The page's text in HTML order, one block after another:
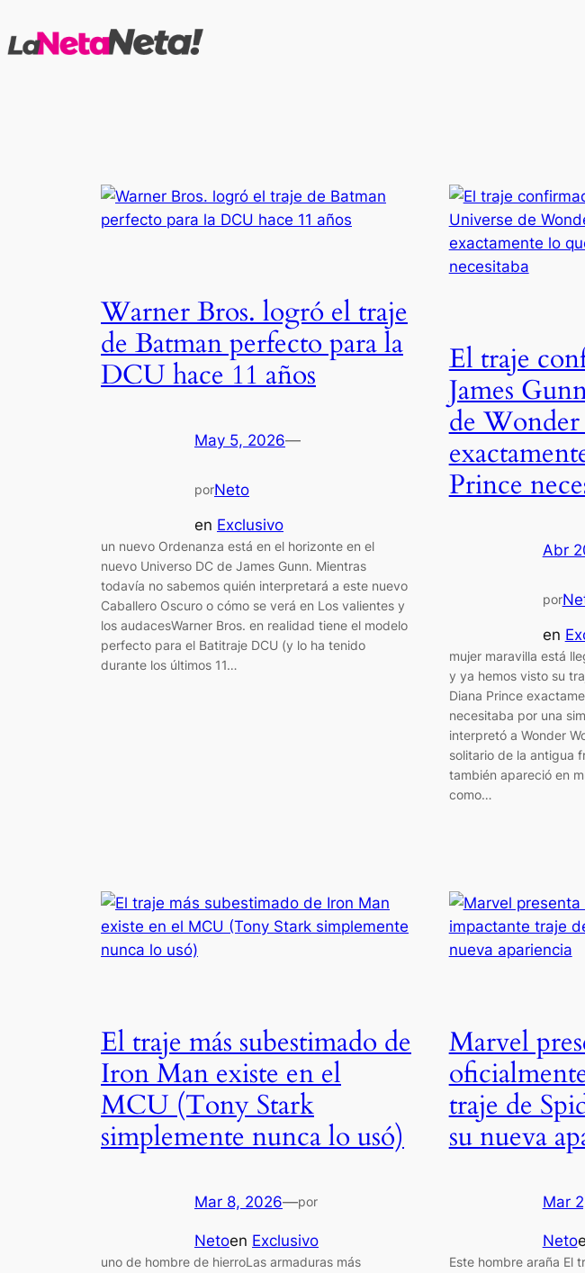
al
Warner Bros. logró el traje
de Batman perfecto para la
DCU hace 11 años
May 5, 2026—
porNeto
en Exclusivo
un nuevo Ordenanza está en el horizonte en el
nuevo Universo DC de James Gunn. Mientras
todavía no sabemos quién interpretará a este nuevo
Caballero Oscuro o cómo se verá en Los valientes y
los audacesWarner Bros. en realidad tiene el modelo
perfecto para el Batitraje DCU (y lo ha tenido
durante los últimos 11…
El traje
James
de
Prince
Abr
por
en
mujer maravilla está
y ya hemos visto su
Diana Prince
necesitaba por una
interpretó a Wonder
solitario de la antigua
también apareció en
como…
El traje más subestimado de
Iron Man existe en el
MCU (Tony Stark
simplemente nunca lo usó)
Mar 8, 2026—por
Netoen Exclusivo
uno de hombre de hierroLas armaduras más
Marvel
traje de
su nueva
Mar
Neto
Este hombre araña El